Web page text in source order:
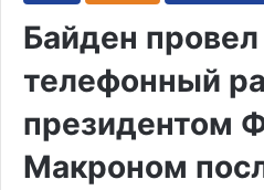
Байден
телефонный
президентом
Макроном